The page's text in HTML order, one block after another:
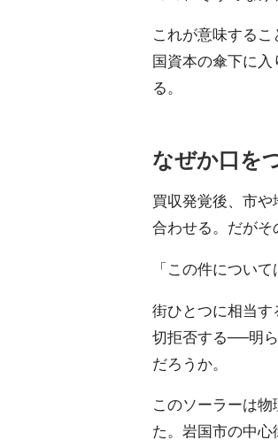
これが意味する
国資本の傘下に
る。
なぜか口を
買収発覚後、市
合わせる。だがそ
「この件につい
街ひとつに相当
切拒否する──明
だろうか。
このソーラーは
た。岩国市の中